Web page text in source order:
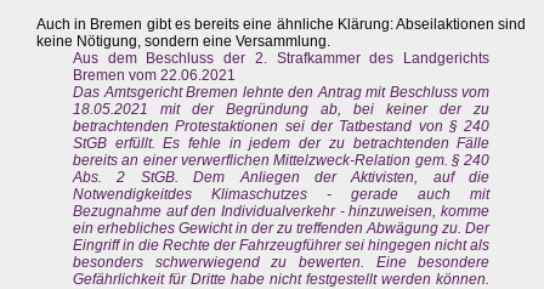
Auch in Bremen gibt es bereits eine ähnliche Klärung: Abseilaktionen sind
keine Nötigung, sondern eine Versammlung.
Aus dem Beschluss der 2. Strafkammer des Landgerichts
Bremen vom 22.06.2021
Das Amtsgericht Bremen lehnte den Antrag mit Beschluss vom
18.05.2021 mit der Begründung ab, bei keiner der zu
betrachtenden Protestaktionen sei der Tatbestand von § 240
StGB erfüllt. Es fehle in jedem der zu betrachtenden Fälle
bereits an einer verwerflichen Mittelzweck-Relation gem. § 240
Abs. 2 StGB. Dem Anliegen der Aktivisten, auf die
Notwendigkeitdes Klimaschutzes - gerade auch mit
Bezugnahme auf den Individualverkehr - hinzuweisen, komme
ein erhebliches Gewicht in der zu treffenden Abwägung zu. Der
Eingriff in die Rechte der Fahrzeugführer sei hingegen nicht als
besonders schwerwiegend zu bewerten. Eine besondere
Gefährlichkeit für Dritte habe nicht festgestellt werden können.